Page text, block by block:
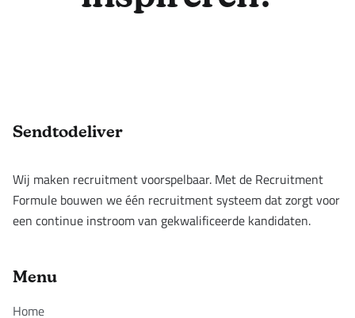
Footer
Sendtodeliver
Wij maken recruitment voorspelbaar. Met de Recruitment
Formule bouwen we één recruitment systeem dat zorgt voor
een continue instroom van gekwalificeerde kandidaten.
Menu
Home